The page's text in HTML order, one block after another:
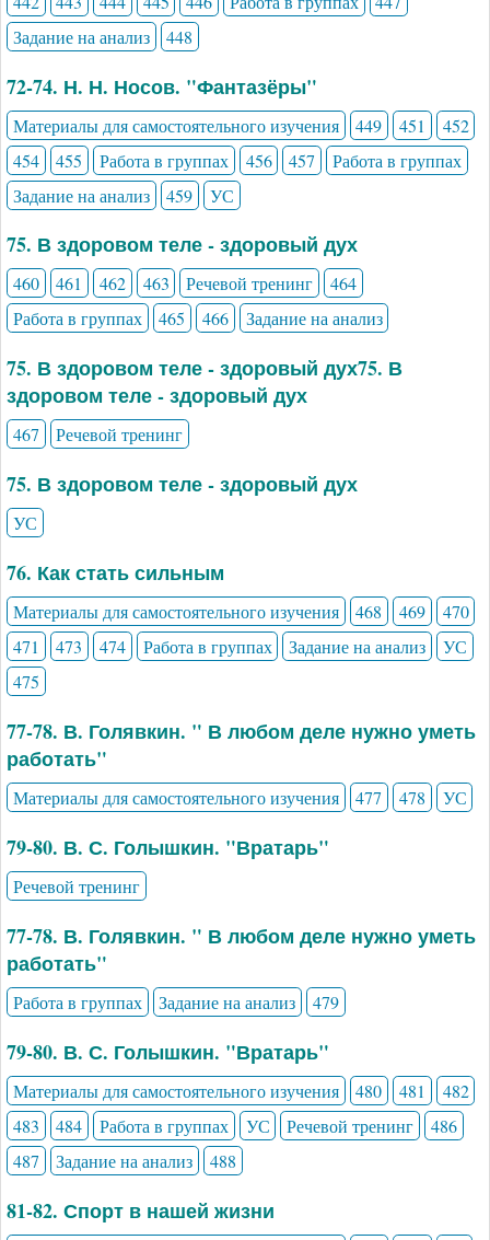
Задание на анализ
448
72-74. Н. Н. Носов. "Фантазёры"
Материалы для самостоятельного изучения 449 451
452
454
455 Работа в группах 456 457
Работа в группах
Задание на анализ
459 УС
75. В здоровом теле - здоровый дух
460 461 462 463 Речевой тренинг
464
Работа в группах
465 466 Задание на анализ
75. В здоровом теле - здоровый дух75. В
здоровом теле - здоровый дух
467 Речевой тренинг
75. В здоровом теле - здоровый дух
УС
76. Как стать сильным
Материалы для самостоятельного изучения 468 469
470
471
473 474 Работа в группах Задание на анализ
УС
475
77-78. В. Голявкин. " В любом деле нужно уметь
работать"
Материалы для самостоятельного изучения 477 478 УС
79-80. В. С. Голышкин. "Вратарь"
Речевой тренинг
77-78. В. Голявкин. " В любом деле нужно уметь
работать"
Работа в группах Задание на анализ 479
79-80. В. С. Голышкин. "Вратарь"
Материалы для самостоятельного изучения 480 481
482
483
484 Работа в группах УС Речевой тренинг
486
487
Задание на анализ 488
81-82. Спорт в нашей жизни